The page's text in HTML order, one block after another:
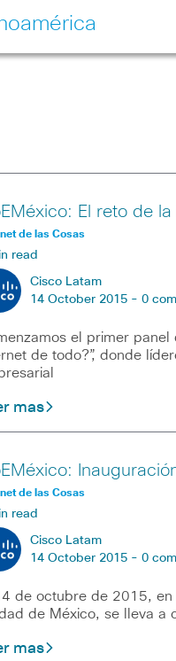
El reto de
de las Cosas
read
Cisco Latam
14 October 2015 - 0
el primer panel
de todo?”, donde
mas
de las Cosas
read
Cisco Latam
14 October 2015 - 0
de octubre de 2015, en
de México, se lleva a
mas